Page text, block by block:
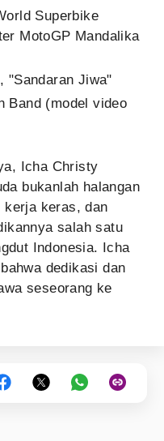
Superbike
MotoGP Mandalika
"Sandaran Jiwa"
Band (model video
Icha Christy
bukanlah halangan
kerja keras, dan
salah satu
Indonesia. Icha
dedikasi dan
seseorang ke